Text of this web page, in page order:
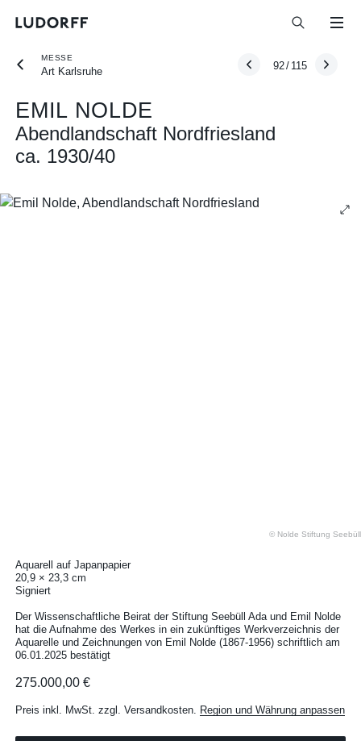
MESSE
Art Karlsruhe
92/ 115
EMIL NOLDE
Abendlandschaft Nordfriesland
ca. 1930/40
© Nolde Stiftung Seebüll
Aquarell auf Japanpapier
20,9 × 23,3 cm
Signiert
Der Wissenschaftliche Beirat der Stiftung Seebüll Ada und Emil Nolde
hat die Aufnahme des Werkes in ein zukünftiges Werkverzeichnis der
Aquarelle und Zeichnungen von Emil Nolde (1867-1956) schriftlich am
06.01.2025 bestätigt
275.000,00 €
Preis inkl. MwSt. zzgl. Versandkosten. Region und Währung anpassen